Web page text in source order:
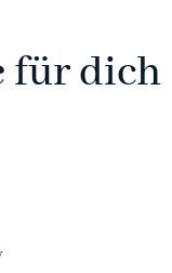
für dich